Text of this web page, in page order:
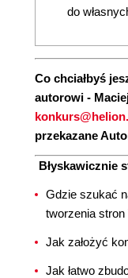
do
Co chciałbyś
autorowi -
przekazane
Błyskawicznie
Gdzie szukać
tworzenia stron
Jak założyć
Jak łatwo